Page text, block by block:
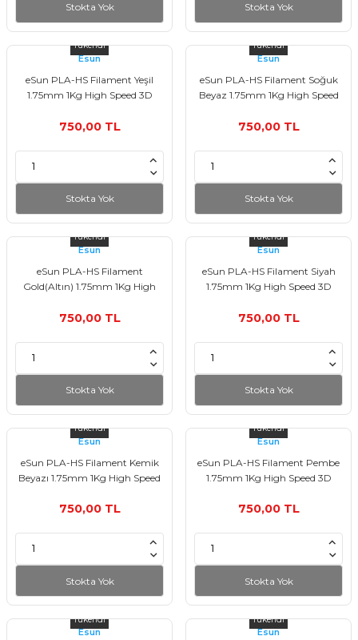
Stokta Yok Stokta Yok
Tükendi
Esun
eSun PLA-HS Filament Yeşil
1.75mm 1Kg High Speed 3D
750,00 TL
Stokta Yok
Tükendi
Esun
eSun PLA-HS Filament Soğuk
Beyaz 1.75mm 1Kg High Speed
750,00 TL
Stokta Yok
Tükendi
Esun
eSun PLA-HS Filament
Gold(Altın) 1.75mm 1Kg High
750,00 TL
Stokta Yok
Tükendi
Esun
eSun PLA-HS Filament Siyah
1.75mm 1Kg High Speed 3D
750,00 TL
Stokta Yok
Tükendi
Esun
eSun PLA-HS Filament Kemik
Beyazı 1.75mm 1Kg High Speed
750,00 TL
Stokta Yok
Tükendi
Esun
eSun PLA-HS Filament Pembe
1.75mm 1Kg High Speed 3D
750,00 TL
Stokta Yok
Tükendi
Esun
Tükendi
Esun